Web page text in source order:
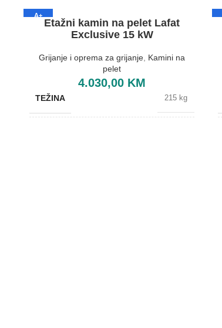
A+
Etažni kamin na pelet Lafat
Exclusive 15 kW
Grijanje i oprema za grijanje Kamini na
pelet
4.030,00 KM
TEŽINA 215 kg